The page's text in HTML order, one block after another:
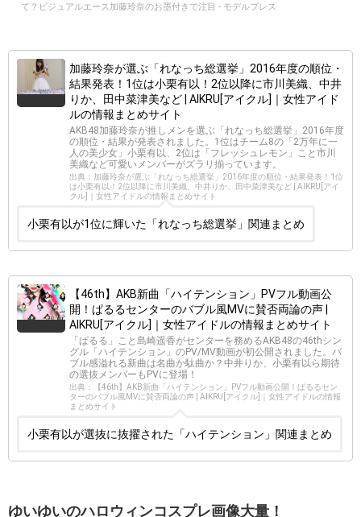
て？ビジュアルエース加藤玲奈のお墨付きで注目 - モデルプレス
加藤玲奈が選ぶ「れなっち総選挙」2016年度の順位・
結果発表！1位は小栗有以！2位以降に市川美織、中井
りか、田中菜津美など | AIKRU[アイクル]｜女性アイド
ルの情報まとめサイト
AKB48加藤玲奈が推しメンを選ぶ「れなっち総選挙」2016年度
の順位・結果が発表されました。1位はチーム8の「2万年に一
人の美少女」小栗有以、2位は「フレッシュレモン」こと市川
美織など可愛いメンバーがズラリ揃っています。
出典：加藤玲奈が選ぶ「れなっち総選挙」2016年度の順位・結果発表！1位
は小栗有以！2位以降に市川美織、中井りか、田中菜津美など | AIKRU[アイ
クル]｜女性アイドルの情報まとめサイト
小栗有以が1位に輝いた「れなっち総選挙」関連まとめ
【46th】AKB新曲「ハイテンション」PVフル動画公
開！ぱるるセンターのバブル風MVに賛否両論の声 |
AIKRU[アイクル]｜女性アイドルの情報まとめサイト
「ぱるる」こと島崎遥香がセンターを務めるAKB48の46thシン
グル「ハイテンション」のPV/MV動画が初公開されました。バ
ブル感溢れる新曲は名曲か駄曲か？中井りか、小栗有以ら期待
の選抜メンバーもPVに登場！
出典：【46th】AKB新曲「ハイテンション」PVフル動画公開！ぱるるセン
ターのバブル風MVに賛否両論の声 | AIKRU[アイクル]｜女性アイドルの情報
まとめサイト
小栗有以が選抜に抜擢された「ハイテンション」関連まとめ
ゆいゆいのハロウィンコスプレ画像大量！